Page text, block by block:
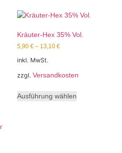
Kräuter-Hex 35% Vol.
5,90 €– 13,10 €
inkl. MwSt.
zzgl. Versandkosten
Ausführung wählen